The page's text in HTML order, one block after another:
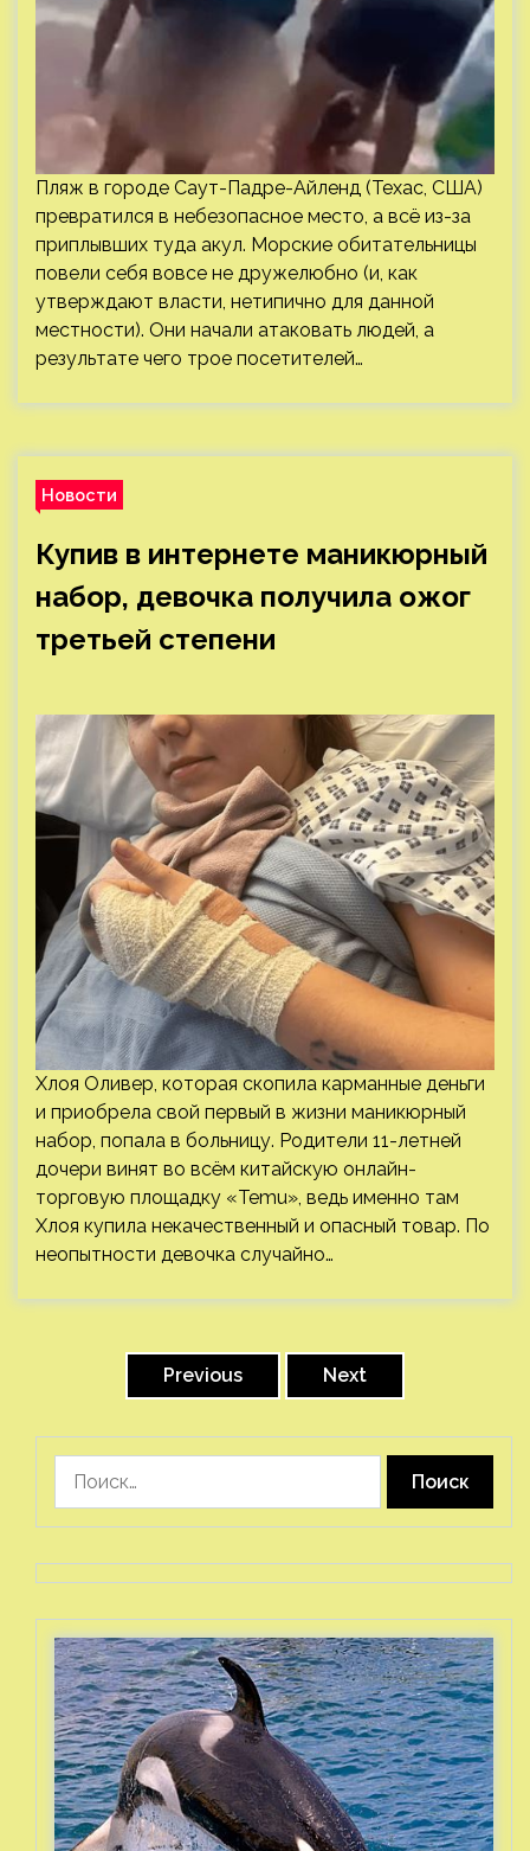
Пляж в городе Саут-Падре-Айленд (Техас, США)
превратился в небезопасное место, а всё из-за
приплывших туда акул. Морские обитательницы
повели себя вовсе не дружелюбно (и, как
утверждают власти, нетипично для данной
местности). Они начали атаковать людей, а
результате чего трое посетителей…
Новости
Купив в интернете маникюрный
набор, девочка получила ожог
третьей степени
Хлоя Оливер, которая скопила карманные деньги
и приобрела свой первый в жизни маникюрный
набор, попала в больницу. Родители 11-летней
дочери винят во всём китайскую онлайн-
торговую площадку «Temu», ведь именно там
Хлоя купила некачественный и опасный товар. По
неопытности девочка случайно…
Previous Next